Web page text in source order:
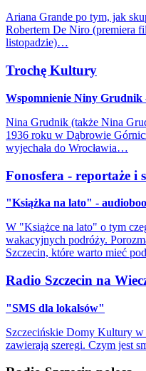
Ariana Grande po tym, jak
Robertem De Niro (premiera
listopadzie)…
Trochę Kultury
Wspomnienie Niny Grudnik
Nina Grudnik (także Nina
1936 roku w Dąbrowie
wyjechała do Wrocławia…
Fonosfera - reportaże i
"Książka na lato" -
W "Książce na lato" o tym
wakacyjnych podróży.
Szczecin, które warto mieć
Radio Szczecin na
"SMS dla lokalsów"
Szczecińskie Domy Kultury
zawierają szeregi. Czym jest